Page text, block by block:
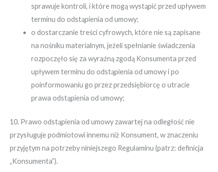
sprawuje kontroli, i które mogą wystąpić przed upływem
terminu do odstąpienia od umowy;
o dostarczanie treści cyfrowych, które nie są zapisane
na nośniku materialnym, jeżeli spełnianie świadczenia
rozpoczęło się za wyraźną zgodą Konsumenta przed
upływem terminu do odstąpienia od umowy i po
poinformowaniu go przez przedsiębiorcę o utracie
prawa odstąpienia od umowy;
10. Prawo odstąpienia od umowy zawartej na odległość nie
przysługuje podmiotowi innemu niż Konsument, w znaczeniu
przyjętym na potrzeby niniejszego Regulaminu (patrz: definicja
„Konsumenta”).